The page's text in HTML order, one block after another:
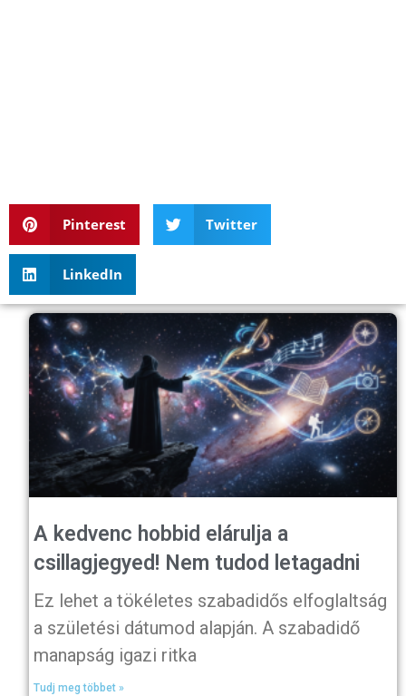
Pinterest Twitter
LinkedIn
A kedvenc hobbid elárulja a
csillagjegyed! Nem tudod letagadni
Ez lehet a tökéletes szabadidős elfoglaltság
a születési dátumod alapján. A szabadidő
manapság igazi ritka
Tudj meg többet »